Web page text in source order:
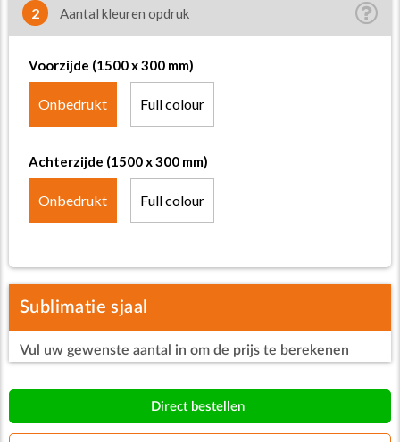
2 Aantal kleuren opdruk
Voorzijde (1500 x 300 mm)
Onbedrukt Full colour
Achterzijde (1500 x 300 mm)
Onbedrukt Full colour
Sublimatie sjaal
Vul uw gewenste aantal in om de prijs te berekenen
Direct bestellen